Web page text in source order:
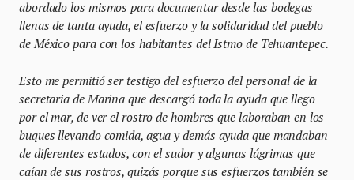
abordado los mismos para documentar desde las bodegas
llenas de tanta ayuda, el esfuerzo y la solidaridad del pueblo
de México para con los habitantes del Istmo de Tehuantepec.
Esto me permitió ser testigo del esfuerzo del personal de la
secretaria de Marina que descargó toda la ayuda que llego
por el mar, de ver el rostro de hombres que laboraban en los
buques llevando comida, agua y demás ayuda que mandaban
de diferentes estados, con el sudor y algunas lágrimas que
caían de sus rostros, quizás porque sus esfuerzos también se